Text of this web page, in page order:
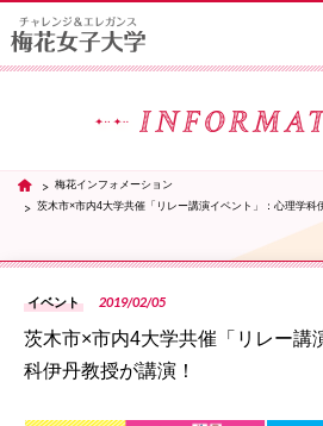
TOP 梅花インフォメーション
茨木市×市内4大学共催「リレー講演イベント」：心理学科
イベント 2019/02/05
茨木市×市内4大学共催「リレー講
科伊丹教授が講演！